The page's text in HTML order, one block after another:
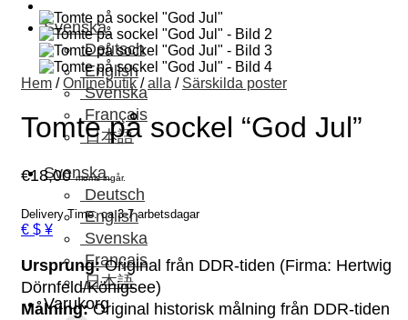
Svenska
Deutsch
English
Svenska
Français
日本語
Svenska
Deutsch
English
Svenska
Français
日本語
Varukorg
Hem / Onlinebutik / alla / Särskilda poster
Tomte på sockel “God Jul”
€18,00 moms ingår.
Delivery Time: ca 3-7 arbetsdagar
€ $ ¥
Ursprung:Original från DDR-tiden (Firma: Hertwig
Dörnfeld/Königsee)
Målning:Original historisk målning från DDR-tiden